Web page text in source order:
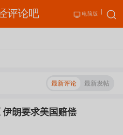
评论吧 电脑版
最新评论 最新发帖
伊朗要求美国赔偿